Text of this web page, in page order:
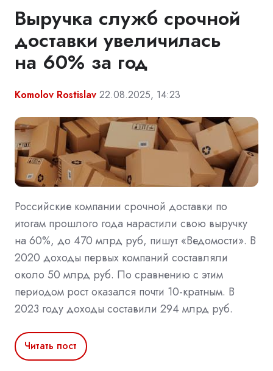
Выручка служб срочной
доставки увеличилась
на 60% за год
Komolov Rostislav 22.08.2025, 14:23
Российские компании срочной доставки по
итогам прошлого года нарастили свою выручку
на 60%, до 470 млрд руб, пишут «Ведомости». В
2020 доходы первых компаний составляли
около 50 млрд руб. По сравнению с этим
периодом рост оказался почти 10-кратным. В
2023 году доходы составили 294 млрд руб.
Читать пост